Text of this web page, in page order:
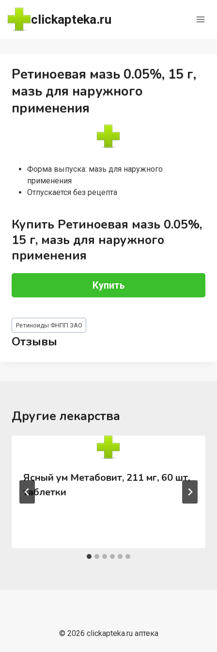
Перейти
содержимому
clickapteka.ru
Ретиноевая мазь 0.05%, 15 г,
мазь для наружного
применения
Форма выпуска: мазь для наружного
применения
Отпускается без рецепта
Купить Ретиноевая мазь 0.05%,
15 г, мазь для наружного
применения
Купить
Метки
записи:
Ретиноиды ФНПП ЗАО
Отзывы
Другие лекарства
Ясный ум Метабовит, 211 мг, 60 шт,
таблетки
© 2026 clickapteka.ru аптека